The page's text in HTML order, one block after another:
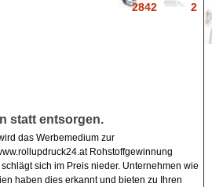
2842 2
statt entsorgen.
das Werbemedium zur
Rohstoffgewinnung
sich im Preis nieder. Unternehmen wie
haben dies erkannt und bieten zu Ihren